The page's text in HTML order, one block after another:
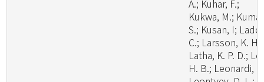
A.; Kuhar, F.;
Kukwa, M.;
S.; Kusan, I; Lado,
C.; Larsson, K. H.;
Latha, K. P. D.;
H. B.; Leonardi,